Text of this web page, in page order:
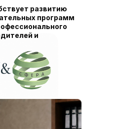
развитию
программ
и